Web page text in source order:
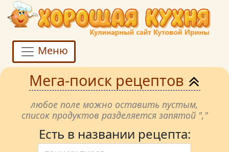
Меню
Мега-поиск рецептов
любое поле можно оставить пустым,
список продуктов разделяется запятой ","
Есть в названии рецепта: